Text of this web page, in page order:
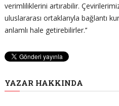
verimliliklerini artırabilir.
uluslararası ortaklarıyla bağlantı
anlamlı hale getirebilirler.’’
YAZAR HAKKINDA